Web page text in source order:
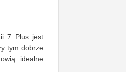
7 Plus jest
tym dobrze
idealne